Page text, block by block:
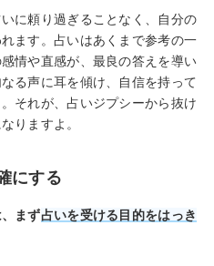
に頼り過ぎることなく、自分の
ます。占いはあくまで参考の一
情や直感が、最良の答えを導い
る声に耳を傾け、自信を持って
それが、占いジプシーから抜け
りますよ。
にする
まず占いを受ける目的をはっき